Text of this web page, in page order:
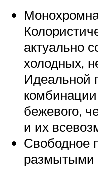
актуально
холодных,
Идеальной
комбинации
бежевого,
и их
Свободное
размытыми